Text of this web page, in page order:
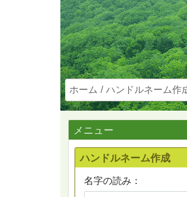
ホーム ハンドルネーム作
メニュー
ハンドルネーム作成
名字の読み：